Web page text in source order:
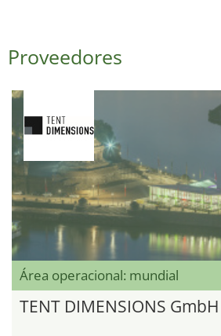
Proveedores
Área operacional: mundial
TENT DIMENSIONS GmbH